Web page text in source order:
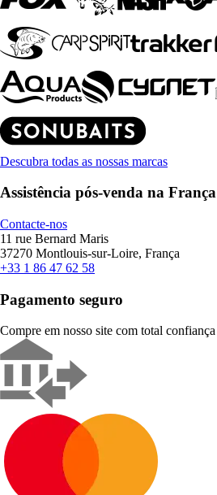
Descubra todas as nossas marcas
Assistência pós-venda na França
Contacte-nos
11 rue Bernard Maris
37270 Montlouis-sur-Loire, França
+33 1 86 47 62 58
Pagamento seguro
Compre em nosso site com total confiança